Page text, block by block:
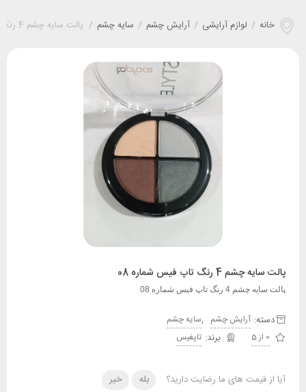
خانه / لوازم آرایشی / آرایش چشم / سایه چشم / پالت سایه چشم 4 رنگ تاپ فیس شماره 08
پالت سایه چشم 4 رنگ تاپ فیس شماره 08
پالت سایه چشم 4 رنگ تاپ فیس شماره 08
دسته: آرایش چشم ,سایه چشم
0 از 5
تاپفیس
آیا از قیمت های ما رضایت دارید؟ بله خیر